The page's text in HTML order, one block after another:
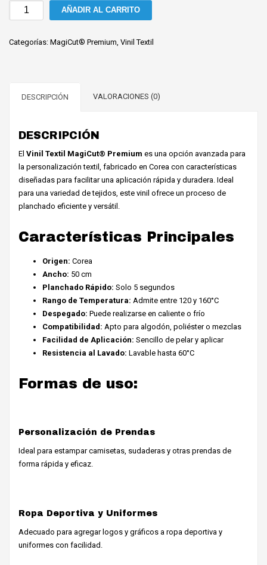
Vinil
textil
Premium
AÑADIR AL CARRITO
Categorías: MagiCut® Premium Vinil Textil
DESCRIPCIÓN VALORACIONES (0)
DESCRIPCIÓN
El Vinil Textil MagiCut® Premium es una opción avanzada para
la personalización textil, fabricado en Corea con características
diseñadas para facilitar una aplicación rápida y duradera. Ideal
para una variedad de tejidos, este vinil ofrece un proceso de
planchado eficiente y versátil.
Características Principales
Origen: Corea
Ancho: 50 cm
Planchado Rápido: Solo 5 segundos
Rango de Temperatura: Admite entre 120 y 160°C
Despegado: Puede realizarse en caliente o frío
Compatibilidad: Apto para algodón, poliéster o mezclas
Facilidad de Aplicación: Sencillo de pelar y aplicar
Resistencia al Lavado: Lavable hasta 60°C
Formas de uso:
Personalización de Prendas
Ideal para estampar camisetas, sudaderas y otras prendas de
forma rápida y eficaz.
Ropa Deportiva y Uniformes
Adecuado para agregar logos y gráficos a ropa deportiva y
uniformes con facilidad.